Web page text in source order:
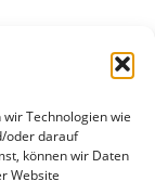
Technologien wie
oder darauf
können wir Daten
Website
auflisten
auflisten